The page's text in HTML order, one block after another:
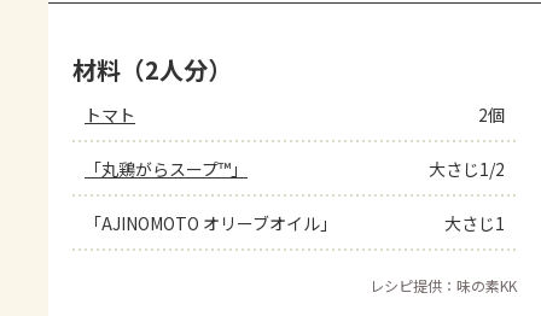
材料（2人分）
トマト 2個
「丸鶏がらスープ™」 大さじ1/2
「AJINOMOTO オリーブオイル」 大さじ1
レシピ提供：味の素KK